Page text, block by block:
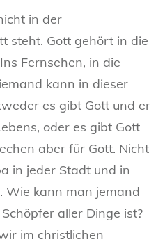
in der
steht. Gott gehört in die
Fernsehen, in die
kann in dieser
es gibt Gott und er
oder es gibt Gott
aber für Gott. Nicht
in jeder Stadt und in
Wie kann man jemand
aller Dinge ist?
im christlichen